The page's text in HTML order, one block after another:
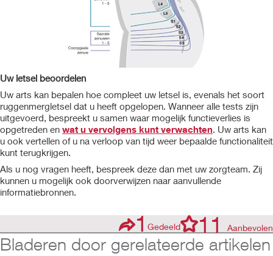
Uw letsel beoordelen
Uw arts kan bepalen hoe compleet uw letsel is, evenals het soort
ruggenmergletsel dat u heeft opgelopen. Wanneer alle tests zijn
uitgevoerd, bespreekt u samen waar mogelijk functieverlies is
opgetreden en wat u vervolgens kunt verwachten. Uw arts kan
u ook vertellen of u na verloop van tijd weer bepaalde functionaliteit
kunt terugkrijgen.
Als u nog vragen heeft, bespreek deze dan met uw zorgteam. Zij
kunnen u mogelijk ook doorverwijzen naar aanvullende
informatiebronnen.
1Gedeeld 11 Aanbevolen
Bladeren door gerelateerde artikelen